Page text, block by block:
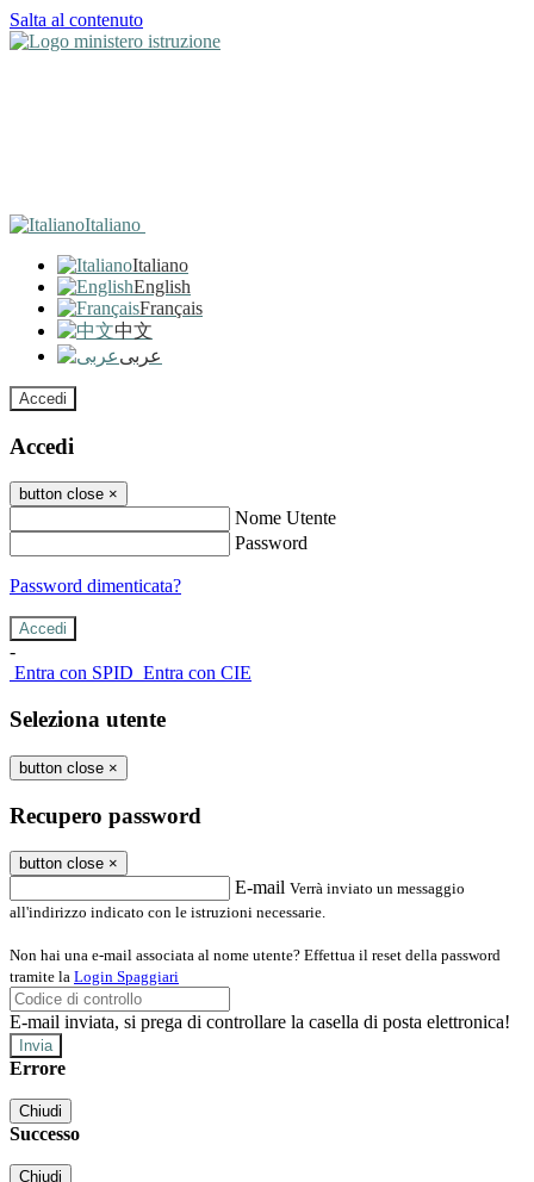
Salta al contenuto
Italiano
Italiano
English
Français
中文
عربى
Accedi
Accedi
button close ×
Nome Utente
Password
Password dimenticata?
-
Entra con SPID Entra con CIE
Seleziona utente
button close ×
Recupero password
button close ×
E-mail Verrà inviato un messaggio
all'indirizzo indicato con le istruzioni necessarie.
Non hai una e-mail associata al nome utente? Effettua il reset della password
tramite la Login Spaggiari
E-mail inviata, si prega di controllare la casella di posta elettronica!
Errore
Chiudi
Successo
Chiudi